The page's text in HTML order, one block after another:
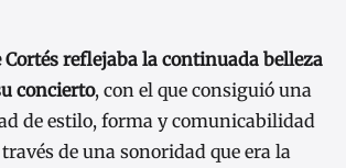
reflejaba la continuada belleza
concierto, con el que consiguió una
de estilo, forma y comunicabilidad
de una sonoridad que era la